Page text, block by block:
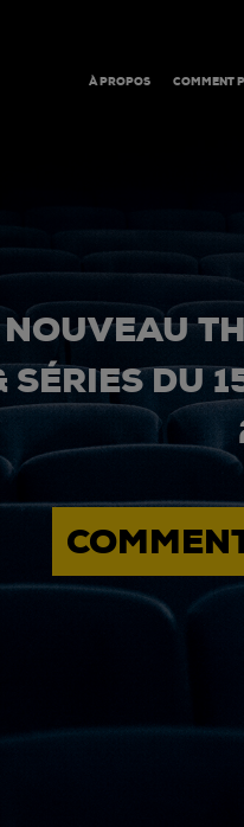
À PROPOS COMMENT
NOUVEAU
SÉRIES DU